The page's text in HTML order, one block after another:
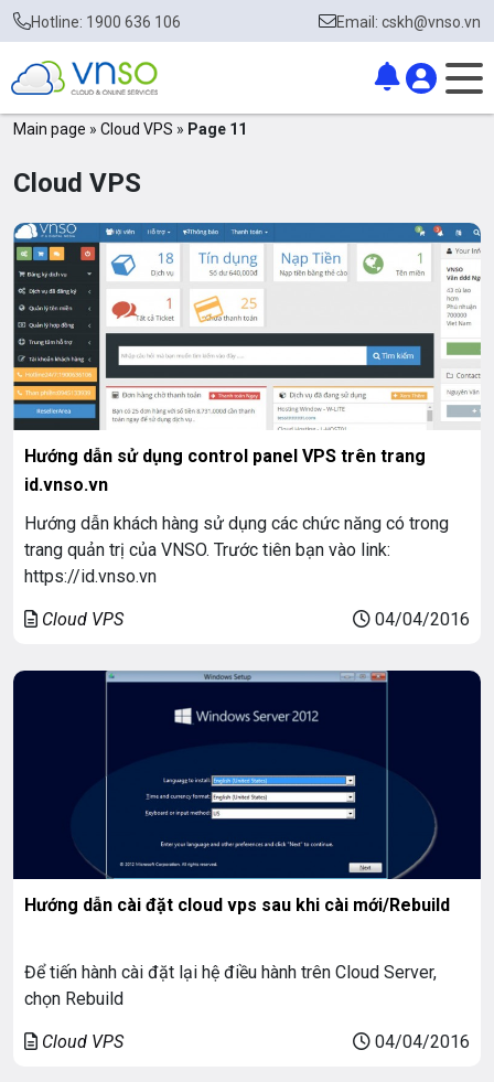
Hotline: 1900 636 106 Email: cskh@vnso.vn
Main page » Cloud VPS » Page 11
Cloud VPS
Hướng dẫn sử dụng control panel VPS trên trang
id.vnso.vn
Hướng dẫn khách hàng sử dụng các chức năng có trong
trang quản trị của VNSO. Trước tiên bạn vào link:
https://id.vnso.vn
Cloud VPS 04/04/2016
Hướng dẫn cài đặt cloud vps sau khi cài mới/Rebuild
Để tiến hành cài đặt lại hệ điều hành trên Cloud Server,
chọn Rebuild
Cloud VPS 04/04/2016